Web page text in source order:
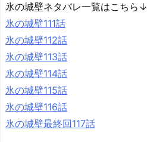
氷の城壁ネタバレ一覧はこちら↓
氷の城壁111話
氷の城壁112話
氷の城壁113話
氷の城壁114話
氷の城壁115話
氷の城壁116話
氷の城壁最終回117話